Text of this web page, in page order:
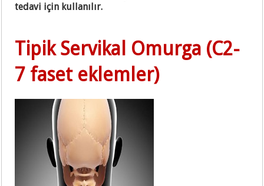
tedavi için kullanılır.
Tipik Servikal Omurga (C2-
7 faset eklemler)